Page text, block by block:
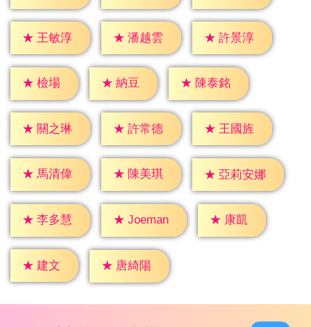
★ 王敏淳 ★ 潘越雲 ★ 許景淳
★ 檢場 ★ 納豆 ★ 陳泰銘
★ 關之琳 ★ 許常德 ★ 王國旌
★ 馬清偉 ★ 陳美琪 ★ 亞莉安娜
★ 李多慧 ★ Joeman ★ 康凱
★ 建文 ★ 唐綺陽